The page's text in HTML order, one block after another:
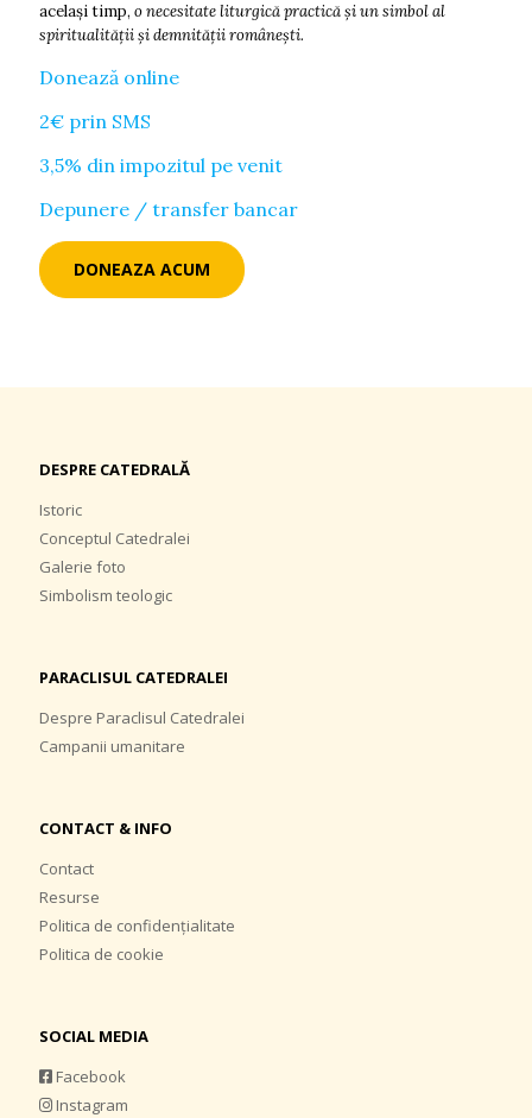
acelaşi timp, o necesitate liturgică practică şi un simbol al
spiritualităţii şi demnității româneşti.
Donează online
2€ prin SMS
3,5% din impozitul pe venit
Depunere / transfer bancar
DONEAZA ACUM
DESPRE CATEDRALĂ
Istoric
Conceptul Catedralei
Galerie foto
Simbolism teologic
PARACLISUL CATEDRALEI
Despre Paraclisul Catedralei
Campanii umanitare
CONTACT & INFO
Contact
Resurse
Politica de confidențialitate
Politica de cookie
SOCIAL MEDIA
Facebook
Instagram